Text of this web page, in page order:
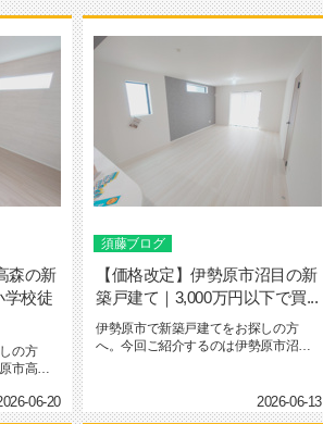
森の新
学校徒
の方
市高森
06-20
須藤ブログ
【価格改定】伊勢原市沼目の新
築戸建て｜3,000万円以下で買...
伊勢原市で新築戸建てをお探しの方
へ。今回ご紹介するのは伊勢原市沼目
2026-06-13